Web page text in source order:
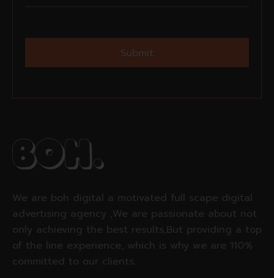
We are boh digital a motivated full scape digital
advertising agency ,We are passionate about not
only achieving the best results,But providing a top
of the line experience, which is why we are 110%
committed to our clients.